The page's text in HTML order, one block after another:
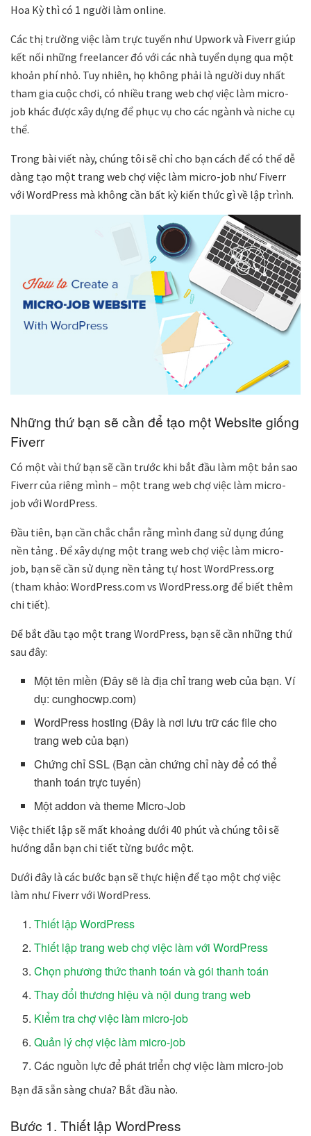
Hoa Kỳ thì có 1 người làm online.
Các thị trường việc làm trực tuyến như Upwork và Fiverr giúp
kết nối những freelancer đó với các nhà tuyển dụng qua một
khoản phí nhỏ. Tuy nhiên, họ không phải là người duy nhất
tham gia cuộc chơi, có nhiều trang web chợ việc làm micro-
job khác được xây dựng để phục vụ cho các ngành và niche cụ
thể.
Trong bài viết này, chúng tôi sẽ chỉ cho bạn cách để có thể dễ
dàng tạo một trang web chợ việc làm micro-job như Fiverr
với WordPress mà không cần bất kỳ kiến ​​thức gì về lập trình.
Những thứ bạn sẽ cần để tạo một Website giống
Fiverr
Có một vài thứ bạn sẽ cần trước khi bắt đầu làm một bản sao
Fiverr của riêng mình – một trang web chợ việc làm micro-
job với WordPress.
Đầu tiên, bạn cần chắc chắn rằng mình đang sử dụng đúng
nền tảng . Để xây dựng một trang web chợ việc làm micro-
job, bạn sẽ cần sử dụng nền tảng tự host WordPress.org
(tham khảo: WordPress.com vs WordPress.org để biết thêm
chi tiết).
Để bắt đầu tạo một trang WordPress, bạn sẽ cần những thứ
sau đây:
Một tên miền (Đây sẽ là địa chỉ trang web của bạn. Ví
dụ: cunghocwp.com)
WordPress hosting (Đây là nơi lưu trữ các file cho
trang web của bạn)
Chứng chỉ SSL (Bạn cần chứng chỉ này để có thể
thanh toán trực tuyến)
Một addon và theme Micro-Job
Việc thiết lập sẽ mất khoảng dưới 40 phút và chúng tôi sẽ
hướng dẫn bạn chi tiết từng bước một.
Dưới đây là các bước bạn sẽ thực hiện để tạo một chợ việc
làm như Fiverr với WordPress.
Thiết lập WordPress
Thiết lập trang web chợ việc làm với WordPress
Chọn phương thức thanh toán và gói thanh toán
Thay đổi thương hiệu và nội dung trang web
Kiểm tra chợ việc làm micro-job
Quản lý chợ việc làm micro-job
Các nguồn lực để phát triển chợ việc làm micro-job
Bạn đã sẵn sàng chưa? Bắt đầu nào.
Bước 1. Thiết lập WordPress